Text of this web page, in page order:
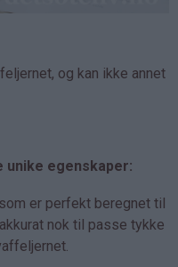
og kan ikke annet
egenskaper:
er perfekt beregnet til
nok til passe tykke